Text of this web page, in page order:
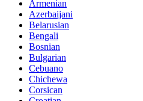
Armenian
Azerbaijani
Belarusian
Bengali
Bosnian
Bulgarian
Cebuano
Chichewa
Corsican